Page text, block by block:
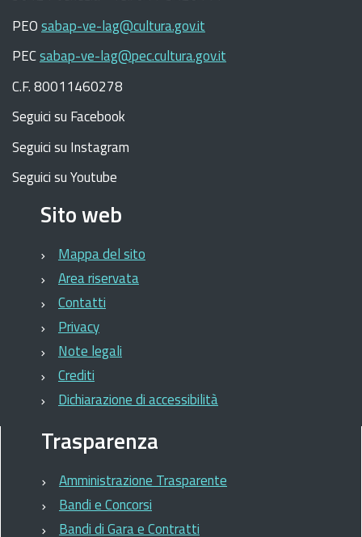
PEOsabap-ve-lag@cultura.gov.it
PECsabap-ve-lag@pec.cultura.gov.it
C.F. 80011460278
Seguici su Facebook
Seguici su Instagram
Seguici su Youtube
Sito web
Mappa del sito
Area riservata
Contatti
Privacy
Note legali
Crediti
Dichiarazione di accessibilità
Trasparenza
Amministrazione Trasparente
Bandi e Concorsi
Bandi di Gara e Contratti